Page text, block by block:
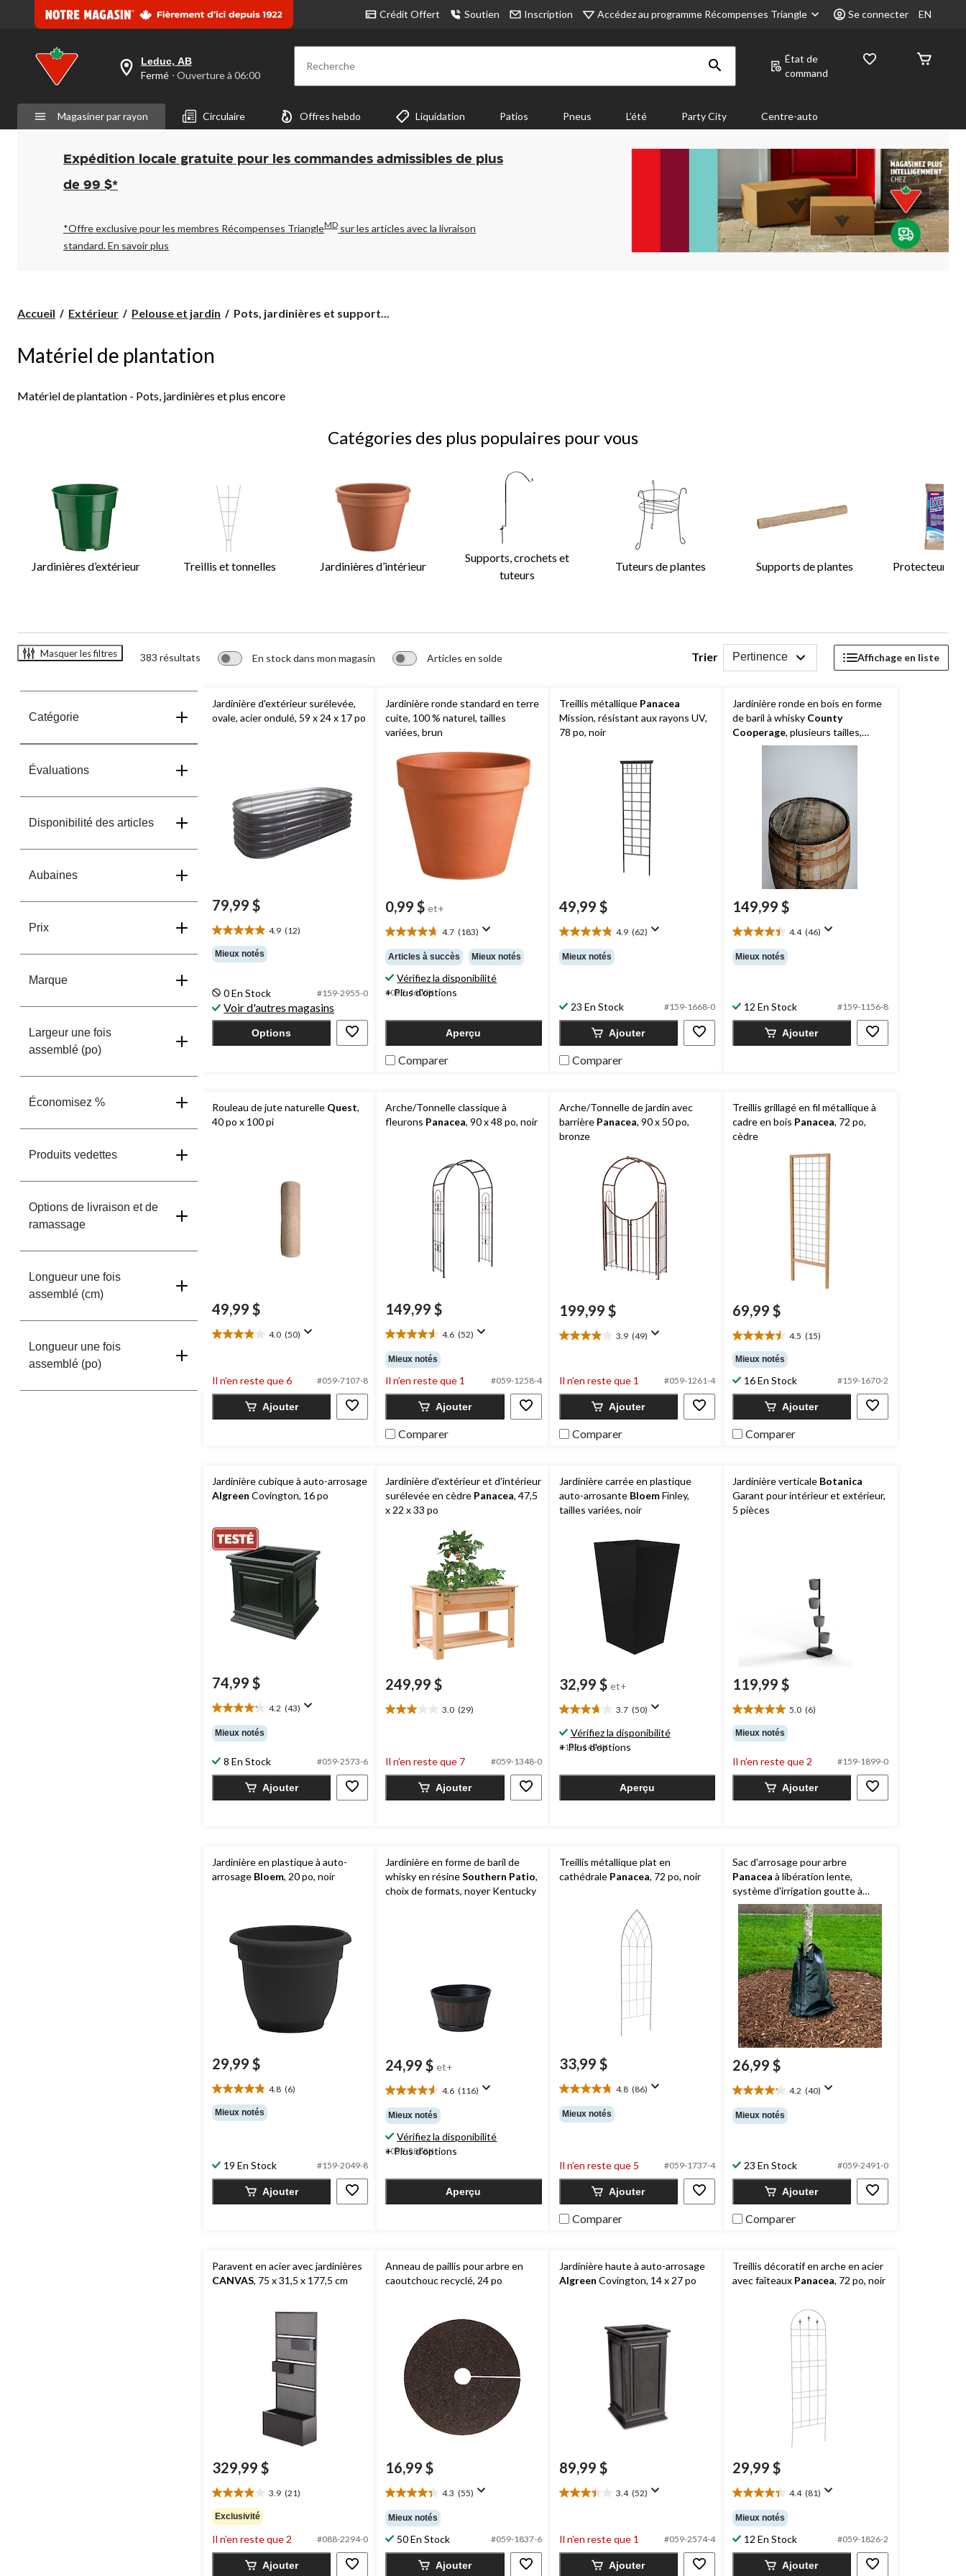
Crédit Offert Soutien Inscription Accédez au programme Récompenses Triangle Se connecter EN
votre
est
Leduc,
AB,
Fermé,
Ouverture
à
pour
changer
Leduc, AB
Fermé ⋅ Ouverture à 06:00 Recherche
État de
command
Magasiner par rayon Circulaire Offres hebdo Liquidation Patios Pneus L’été Party City Centre-auto
Expédition locale gratuite pour les commandes admissibles de plus
de 99 $*
*Offre exclusive pour les membres Récompenses TriangleMD sur les articles avec la livraison
standard.En savoir plus
Accueil Extérieur Pelouse et jardin
Pots,
Pots, jardinières et support...
Matériel de plantation
Matériel de plantation - Pots, jardinières et plus encore
Catégories des plus populaires pour vous
Jardinières d’extérieur Treillis et tonnelles Jardinières d’intérieur
Supports, crochets et
tuteurs
Tuteurs de plantes Supports de plantes Protecteurs
Masquer les filtres 383 résultats En stock dans mon magasin Articles en solde Trier Pertinence Affichage en liste
Catégorie
Évaluations
Disponibilité des articles
Aubaines
Prix
Marque
Largeur une fois
assemblé (po)
Économisez %
Produits vedettes
Options de livraison et de
ramassage
Longueur une fois
assemblé (cm)
Longueur une fois
assemblé (po)
Jardinière d'extérieur surélevée,
ovale, acier ondulé, 59 x 24 x 17 po
79,99 $
4.9 (12)
4.9
étoile(s)
sur
12
évaluations
Mieux notés
0 En Stock #159-2955-0
Voir d'autres magasins
Options
Jardinière ronde standard en terre
cuite, 100 % naturel, tailles
variées, brun
0,99 $ et+
4.7 (183)
4.7
étoile(s)
sur
5.
183
Articles à succès Mieux notés
Vérifiez la disponibilité
#059-4600X
+ Plus d'options
Aperçu
Comparer
Treillis métallique Panacea
Mission, résistant aux rayons UV,
78 po, noir
49,99 $
4.9 (62)
4.9
étoile(s)
sur
évaluations
Mieux notés
23 En Stock #159-1668-0
Ajouter
Comparer
Jardinière ronde en bois en forme
de baril à whisky County
Cooperage, plusieurs tailles,
35 po, finis variés
149,99 $
4.4 (46)
4.4
étoile(s)
sur
évaluations
Mieux notés
12 En Stock #159-1156-8
Ajouter
Rouleau de jute naturelle Quest,
40 po x 100 pi
49,99 $
4.0 (50)
4.0
5.
50
évaluations
Il n’en reste que 6 #059-7107-8
Ajouter
Arche/Tonnelle classique à
fleurons Panacea, 90 x 48 po, noir
149,99 $
4.6 (52)
4.6
étoile(s)
sur
5.
52
évaluations
Mieux notés
Il n’en reste que 1 #059-1258-4
Ajouter
Comparer
Arche/Tonnelle de jardin avec
barrière Panacea, 90 x 50 po,
bronze
199,99 $
3.9 (49)
3.9
5.
49
évaluations
Il n’en reste que 1 #059-1261-4
Ajouter
Comparer
Treillis grillagé en fil métallique à
cadre en bois Panacea, 72 po,
cèdre
69,99 $
4.5 (15)
4.5
étoile(s)
sur
5.
15
évaluations
Mieux notés
16 En Stock #159-1670-2
Ajouter
Comparer
Jardinière cubique à auto-arrosage
Algreen Covington, 16 po
74,99 $
4.2 (43)
4.2
étoile(s)
sur
5.
43
évaluations
Mieux notés
8 En Stock #059-2573-6
Ajouter
Jardinière d'extérieur et d'intérieur
surélevée en cèdre Panacea, 47,5
x 22 x 33 po
249,99 $
3.0 (29)
3.0
5.
évaluations
Il n’en reste que 7 #059-1348-0
Ajouter
Jardinière carrée en plastique
auto-arrosante BloemFinley,
tailles variées, noir
32,99 $ et+
3.7 (50)
3.7
étoile(s)
sur
Vérifiez la disponibilité
#159-1494X
+ Plus d'options
Aperçu
Jardinière verticale Botanica
Garant pour intérieur et extérieur,
5 pièces
119,99 $
5.0 (6)
5.0
étoile(s)
sur
5.
évaluations
Mieux notés
Il n’en reste que 2 #159-1899-0
Ajouter
Jardinière en plastique à auto-
arrosage Bloem, 20 po, noir
29,99 $
4.8 (6)
4.8
étoile(s)
sur
évaluations
Mieux notés
19 En Stock #159-2049-8
Ajouter
Jardinière en forme de baril de
whisky en résineSouthern Patio,
choix de formats, noyer Kentucky
24,99 $ et+
4.6 (116)
4.6
étoile(s)
sur
5.
116
Mieux notés
Vérifiez la disponibilité
#059-5868X
+ Plus d'options
Aperçu
Treillis métallique plat en
cathédrale Panacea, 72 po, noir
33,99 $
4.8 (86)
4.8
étoile(s)
sur
évaluations
Mieux notés
Il n’en reste que 5 #059-1737-4
Ajouter
Comparer
Sac d'arrosage pour arbre
Panacea à libération lente,
système d'irrigation goutte à
goutte, 75,7 L (20 gallons)
26,99 $
4.2 (40)
4.2
étoile(s)
sur
évaluations
Mieux notés
23 En Stock #059-2491-0
Ajouter
Comparer
Paravent en acier avec jardinières
CANVAS, 75 x 31,5 x 177,5 cm
329,99 $
3.9 (21)
3.9
étoile(s)
sur
5.
21
évaluations
Exclusivité
Il n’en reste que 2 #088-2294-0
Ajouter
Anneau de paillis pour arbre en
caoutchouc recyclé, 24 po
16,99 $
4.3 (55)
4.3
étoile(s)
sur
5.
55
évaluations
Mieux notés
50 En Stock #059-1837-6
Ajouter
Jardinière haute à auto-arrosage
Algreen Covington, 14 x 27 po
89,99 $
3.4 (52)
3.4
5.
52
évaluations
Il n’en reste que 1 #059-2574-4
Ajouter
Treillis décoratif en arche en acier
avec faîteaux Panacea, 72 po, noir
29,99 $
4.4 (81)
4.4
étoile(s)
sur
5.
81
évaluations
Mieux notés
12 En Stock #059-1826-2
Ajouter